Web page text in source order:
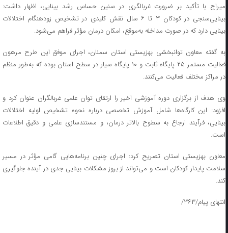
میراج با تأکید بر ضرورت غربالگری در سنین حساس رشد بینایی، اظهار داشت:
بینایی‌سنجی در کودکان ۳ تا ۶ سال نقش کلیدی در تشخیص زودهنگام اختلالات
بینایی دارد که در صورت مداخله به‌موقع، امکان درمان مؤثر فراهم می‌شود.
به گفته معاون توانبخشی بهزیستی استان سمنان، اجرای موفق این طرح مرهون
فعالیت مستمر ۲۵ پایگاه ثابت و ۱۰ پایگاه سیار در سطح استان بوده که به‌طور منظم
در مراکز مختلف فعالیت می‌کنند.
وی هدف از برگزاری دوره آموزشی اخیر را ارتقای توان علمی غربالگران عنوان کرد و
افزود: این کارگاه‌ها شامل آموزش تخصصی درباره نحوه تشخیص اولیه اختلالات
بینایی، فرآیند ارجاع به سطوح بالاتر درمان، و مستندسازی علمی و دقیق اطلاعات
است.
معاون بهزیستی استان تصریح کرد: اجرای چنین برنامه‌هایی گامی مؤثر در مسیر
سلامت پایدار کودکان است و می‌تواند از بروز مشکلات بینایی جدی در آینده جلوگیری
کند.
انتهای پیام/۳۶۳/